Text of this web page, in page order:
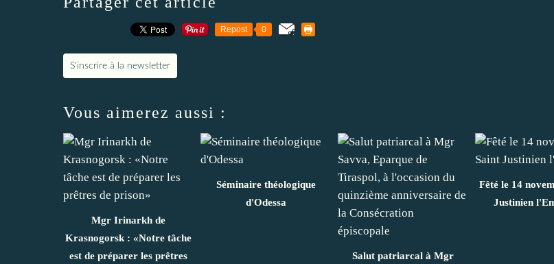
Repost 0
S'inscrire à la newsletter
Vous aimerez aussi :
Mgr Irinarkh de
Krasnogorsk : «Notre tâche
est de préparer les prêtres
Séminaire théologique
d'Odessa
Salut patriarcal à Mgr
Fêté le 14
Justinien